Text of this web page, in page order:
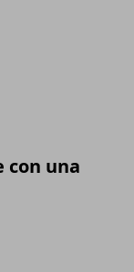
con una